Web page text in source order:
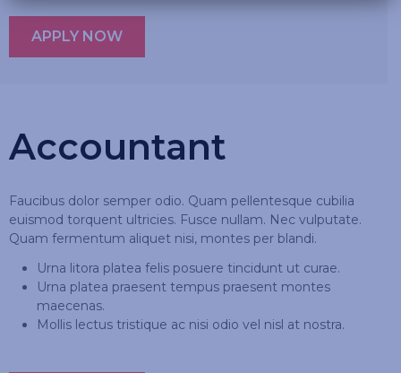
APPLY NOW
Accountant
Faucibus dolor semper odio. Quam pellentesque cubilia
euismod torquent ultricies. Fusce nullam. Nec vulputate.
Quam fermentum aliquet nisi, montes per blandi.
Urna litora platea felis posuere tincidunt ut curae.
Urna platea praesent tempus praesent montes
maecenas.
Mollis lectus tristique ac nisi odio vel nisl at nostra.